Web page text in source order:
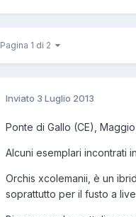
Pagina 1 di 2
Inviato 3 Luglio 2013
Ponte di Gallo (CE), Maggio
Alcuni esemplari incontrati
Orchis xcolemanii, è un
soprattutto per il fusto a